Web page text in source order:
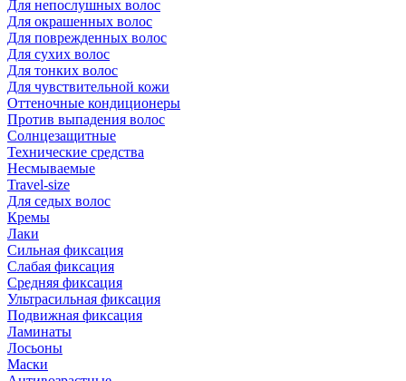
Для непослушных волос
Для окрашенных волос
Для поврежденных волос
Для сухих волос
Для тонких волос
Для чувствительной кожи
Оттеночные кондиционеры
Против выпадения волос
Солнцезащитные
Технические средства
Несмываемые
Travel-size
Для седых волос
Кремы
Лаки
Сильная фиксация
Слабая фиксация
Средняя фиксация
Ультрасильная фиксация
Подвижная фиксация
Ламинаты
Лосьоны
Маски